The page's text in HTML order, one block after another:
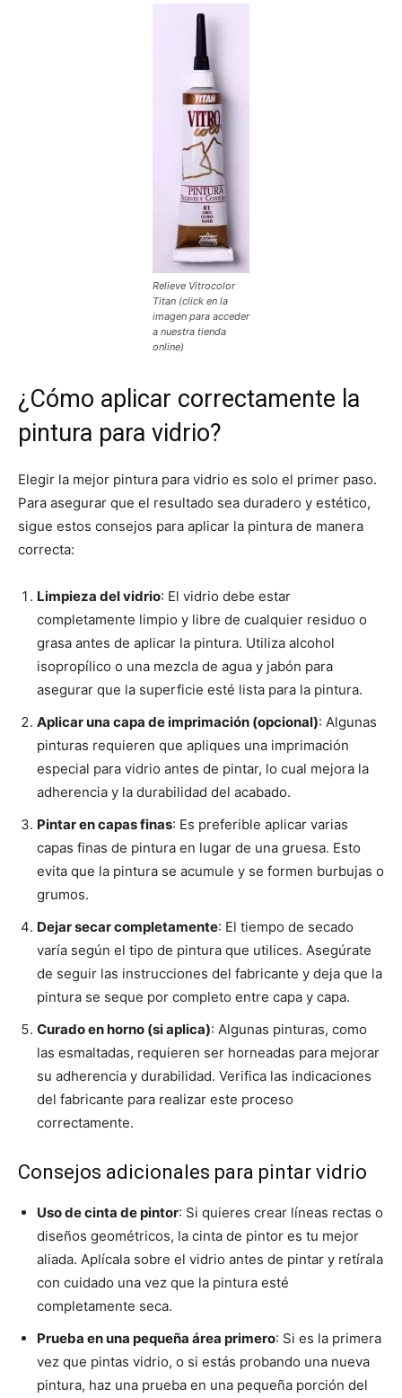
Relieve Vitrocolor
Titan (click en la
imagen para acceder
a nuestra tienda
online)
¿Cómo aplicar correctamente la
pintura para vidrio?
Elegir la mejor pintura para vidrio es solo el primer paso.
Para asegurar que el resultado sea duradero y estético,
sigue estos consejos para aplicar la pintura de manera
correcta:
Limpieza del vidrio: El vidrio debe estar
completamente limpio y libre de cualquier residuo o
grasa antes de aplicar la pintura. Utiliza alcohol
isopropílico o una mezcla de agua y jabón para
asegurar que la superficie esté lista para la pintura.
Aplicar una capa de imprimación (opcional): Algunas
pinturas requieren que apliques una imprimación
especial para vidrio antes de pintar, lo cual mejora la
adherencia y la durabilidad del acabado.
Pintar en capas finas: Es preferible aplicar varias
capas finas de pintura en lugar de una gruesa. Esto
evita que la pintura se acumule y se formen burbujas o
grumos.
Dejar secar completamente: El tiempo de secado
varía según el tipo de pintura que utilices. Asegúrate
de seguir las instrucciones del fabricante y deja que la
pintura se seque por completo entre capa y capa.
Curado en horno (si aplica): Algunas pinturas, como
las esmaltadas, requieren ser horneadas para mejorar
su adherencia y durabilidad. Verifica las indicaciones
del fabricante para realizar este proceso
correctamente.
Consejos adicionales para pintar vidrio
Uso de cinta de pintor: Si quieres crear líneas rectas o
diseños geométricos, la cinta de pintor es tu mejor
aliada. Aplícala sobre el vidrio antes de pintar y retírala
con cuidado una vez que la pintura esté
completamente seca.
Prueba en una pequeña área primero: Si es la primera
vez que pintas vidrio, o si estás probando una nueva
pintura, haz una prueba en una pequeña porción del